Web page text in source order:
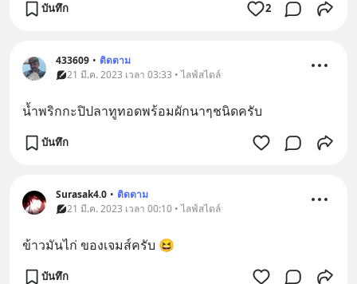
บันทึก 2
433609 • ติดตาม
21 มี.ค. 2023 เวลา 03:33 • ไลฟ์สไตล์
น้ำพริกกะปิปลาทูทอดพร้อมผักนาๆชนิดครับ
บันทึก
Surasak4.0 • ติดตาม
21 มี.ค. 2023 เวลา 00:10 • ไลฟ์สไตล์
ข้าวมันไก่ ของเจมส์ครับ 😆
บันทึก